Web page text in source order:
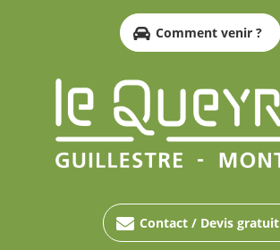
Comment venir ?
Contact / Devis gratuit